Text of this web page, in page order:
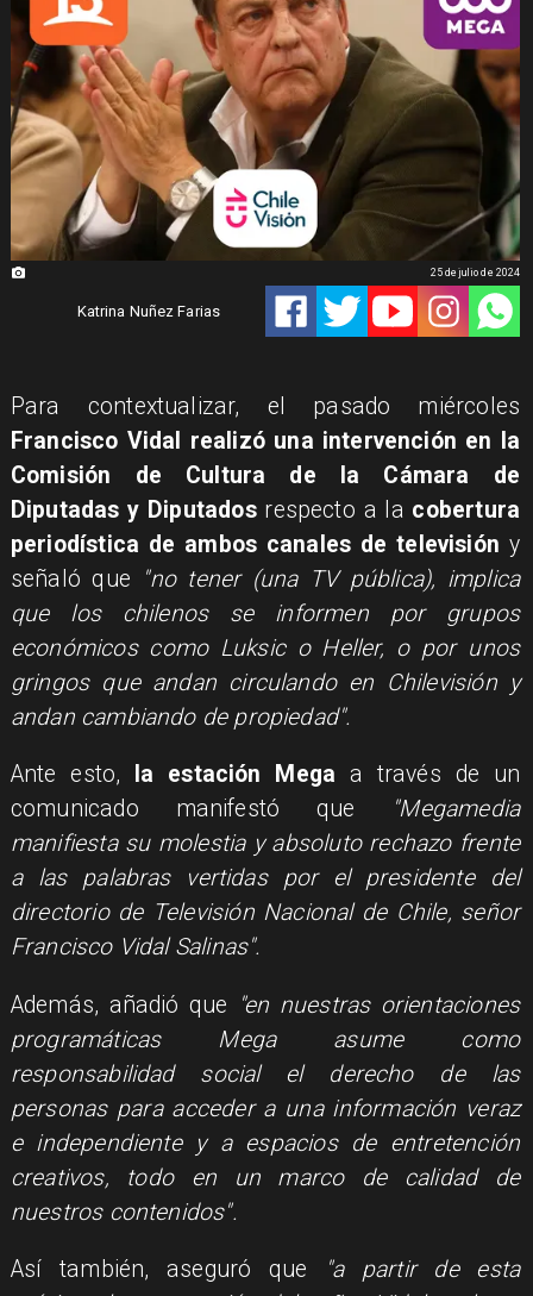
Katrina Nuñez Farias
25 de julio de 2024
Para contextualizar, el pasado miércoles
Francisco Vidal realizó una intervención en la
Comisión de Cultura de la Cámara de
Diputadas y Diputados respecto a la cobertura
periodística de ambos canales de televisión y
señaló que
"no tener (una TV pública), implica
que los chilenos se informen por grupos
económicos como Luksic o Heller, o por unos
gringos que andan circulando en Chilevisión y
andan cambiando de propiedad".
Ante esto, la estación Mega a través de un
comunicado manifestó que
"Megamedia
manifiesta su molestia y absoluto rechazo frente
a las palabras vertidas por el presidente del
directorio de Televisión Nacional de Chile, señor
Francisco Vidal Salinas".
Además, añadió que
"en nuestras orientaciones
programáticas Mega asume como
responsabilidad social el derecho de las
personas para acceder a una información veraz
e independiente y a espacios de entretención
creativos, todo en un marco de calidad de
nuestros contenidos".
Así también, aseguró que
"a partir de esta